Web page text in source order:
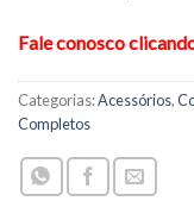
Fale conosco
Categorias:Acessórios,
Completos